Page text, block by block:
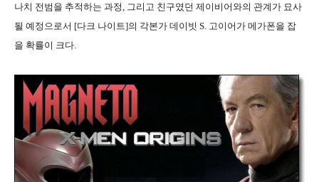
나치 전범을 추적하는 과정, 그리고 친구였던 제이비어와의 관계가 묘사
될 예정으로서 [다크 나이트]의 각본가 데이빗 S. 고이어가 메가폰을 잡
을 확률이 크다.